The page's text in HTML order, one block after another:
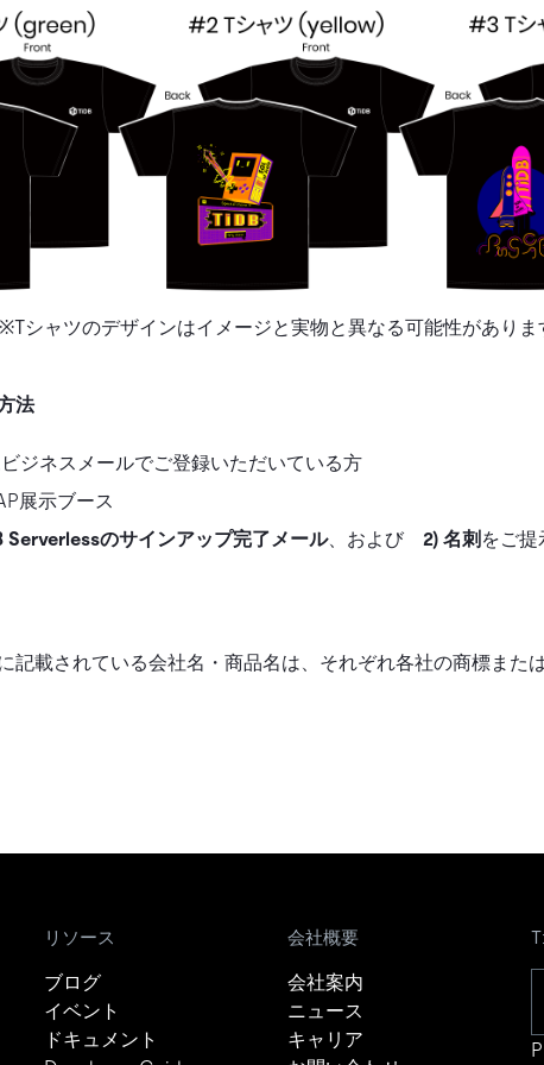
シャツのデザインはイメージと実物と異なる可能性がありま
法
ジネスメールでご登録いただいている方
展示ブース
Serverlessのサインアップ完了メール、および 2) 名刺 をご
記載されている会社名・商品名は、それぞれ各社の商標また
リソース
ブログ
イベント
ドキュメント
会社概要
会社案内
ニュース
キャリア